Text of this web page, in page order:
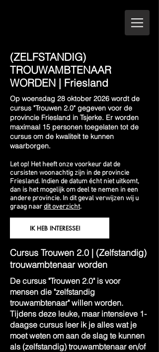
(ZELFSTANDIG)
TROUWAMBTENAAR
WORDEN | Friesland
Op woensdag 28 oktober 2026 wordt de
cursus "Trouwen 2.0" gegeven voor de
provincie Friesland in Tsjerke. Er worden
maximaal 15 personen toegelaten tot de
cursus om de kwaliteit te kunnen
waarborgen.
Let op! Het heeft onze voorkeur dat de
cursisten woonachtig zijn in de provincie
Friesland. Indien de datum écht niet uitkomt,
dan is het mogelijk om deel te nemen in een
andere provincie. In dit geval verwijzen wij u
graag naardit overzicht.
IK HEB INTERESSE!
Cursus Trouwen 2.0 | (Zelfstandig)
trouwambtenaar worden
De cursus "Trouwen 2.0" is voor
mensen die "zelfstandig
trouwambtenaar" willen worden.
Tijdens deze leuke, maar intensieve 1-
daagse cursus leer ik je alles wat je
moet weten om aan de slag te kunnen
als (zelfstandig) trouwambtenaar en/of